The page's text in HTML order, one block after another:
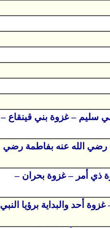
سليم – غزوة بني قينقاع –
الله عنه بفاطمة رضي
ذي أمر – غزوة بحران –
أحد والبداية برؤيا النبي